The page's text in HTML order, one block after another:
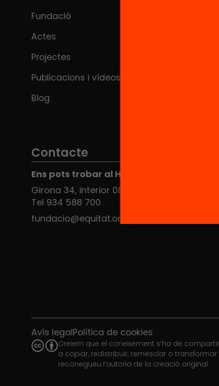
Fundació
Actes
Projectes
Publicacions i vídeos
Blog
Contacte
Ens pots trobar al Hub Social
Girona 34, interior 08010 Barcelona
Tel 934 588 700
fundacio@equitat.org
Avís legalPolítica de cookies
Creiem que el coneixement s’ha de
a copiar, redistribuir, remesclar o
reconegueu l’autoria de la creació original.